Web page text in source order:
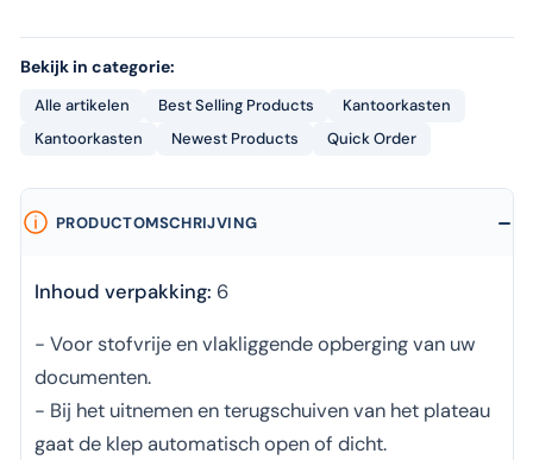
Bekijk in categorie:
Alle artikelen Best Selling Products
Kantoorkasten
Kantoorkasten
Newest Products Quick Order
PRODUCTOMSCHRIJVING
Inhoud verpakking: 6
- Voor stofvrije en vlakliggende opberging van uw
documenten.
- Bij het uitnemen en terugschuiven van het plateau
gaat de klep automatisch open of dicht.